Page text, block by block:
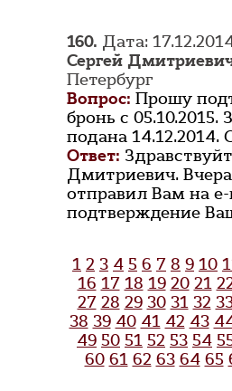
160. Дата:
Сергей
Петербург
Вопрос: Прошу
бронь с 05.10.2015.
подана 14.12.2014.
Ответ:
Дмитриевич.
отправил Вам на
подтверждение
1 2 3 4 5 6 7 8 9 10
16 17 18 19 20 21
27 28 29 30 31 32
38 39 40 41 42 43
49 50 51 52 53 54
60 61 62 63 64 65